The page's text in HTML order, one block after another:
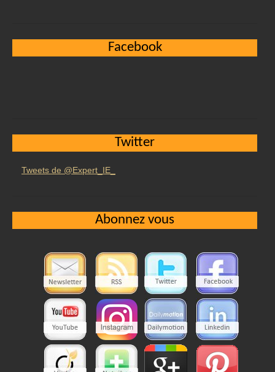
Facebook
Twitter
Tweets de @Expert_IE_
Abonnez vous